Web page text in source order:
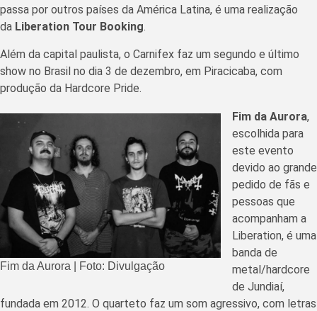
passa por outros países da América Latina, é uma realização
da Liberation Tour Booking.
Além da capital paulista, o Carnifex faz um segundo e último
show no Brasil no dia 3 de dezembro, em Piracicaba, com
produção da Hardcore Pride.
Fim da Aurora | Foto: Divulgação
Fim da Aurora,
escolhida para
este evento
devido ao grande
pedido de fãs e
pessoas que
acompanham a
Liberation, é uma
banda de
metal/hardcore
de Jundiaí,
fundada em 2012. O quarteto faz um som agressivo, com letras